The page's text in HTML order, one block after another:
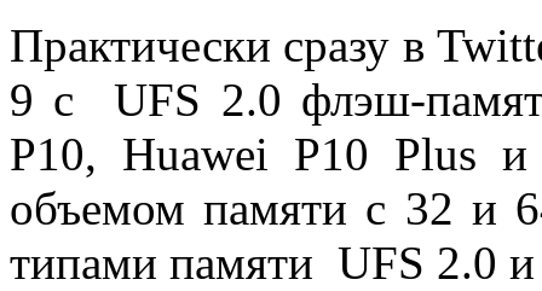
Практически сразу в
9 с UFS 2.0 флэш-
P10, Huawei P10 Plus
объемом памяти с 32 и
типами памяти UFS 2.0